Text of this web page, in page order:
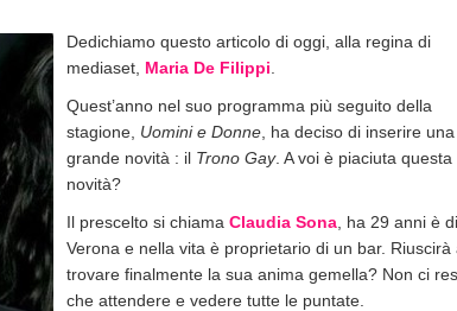
Dedichiamo questo articolo di oggi, alla regina di
mediaset, Maria De Filippi
Quest’anno nel suo programma più seguito della
stagione, Uomini e Donne , ha deciso di inserire una
grande novità : il Trono Gay. A voi è piaciuta questa
novità?
Il prescelto si chiama Claudia Sona , ha 29 anni è di
Verona e nella vita è proprietario di un bar. Riuscirà
trovare finalmente la sua anima gemella? Non ci
che attendere e vedere tutte le puntate.